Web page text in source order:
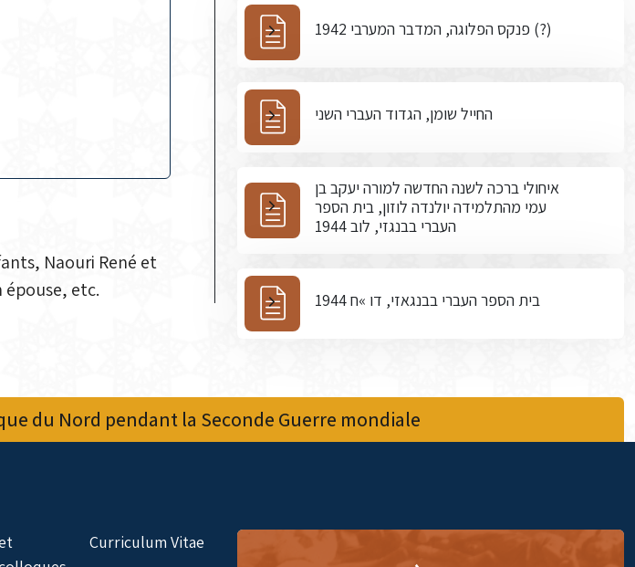
Naouri René et
etc.
פנקס הפלוגה, המדבר המערבי 1942 (?)
החייל שומן, הגדוד העברי השני
איחולי ברכה לשנה החדשה למורה יעקב בן
עמי מהתלמידה יולנדה לוזון, בית הספר
העברי בבנגזי, לוב 1944
בית הספר העברי בבנגאזי, דו »ח 1944
du Nord pendant la Seconde Guerre mondiale
Curriculum Vitae